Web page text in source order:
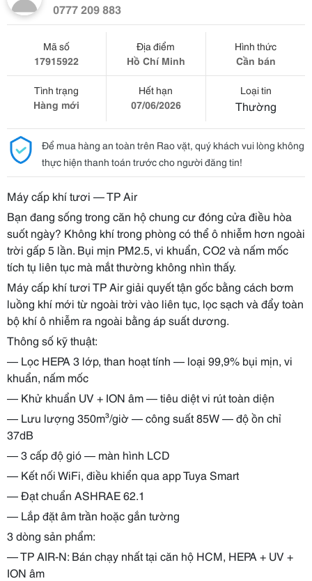
0777 209 883
Mã số
17915922
Địa điểm
Hồ Chí Minh
Hình thức
Cần bán
Tình trạng
Hàng mới
Hết hạn
07/06/2026
Loại tin
Thường
Để mua hàng an toàn trên Rao vặt, quý khách vui lòng không
thực hiện thanh toán trước cho người đăng tin!
Máy cấp khí tươi — TP Air
Bạn đang sống trong căn hộ chung cư đóng cửa điều hòa
suốt ngày? Không khí trong phòng có thể ô nhiễm hơn ngoài
trời gấp 5 lần. Bụi mịn PM2.5, vi khuẩn, CO2 và nấm mốc
tích tụ liên tục mà mắt thường không nhìn thấy.
Máy cấp khí tươi TP Air giải quyết tận gốc bằng cách bơm
luồng khí mới từ ngoài trời vào liên tục, lọc sạch và đẩy toàn
bộ khí ô nhiễm ra ngoài bằng áp suất dương.
Thông số kỹ thuật:
— Lọc HEPA 3 lớp, than hoạt tính — loại 99,9% bụi mịn, vi
khuẩn, nấm mốc
— Khử khuẩn UV + ION âm — tiêu diệt vi rút toàn diện
— Lưu lượng 350m³/giờ — công suất 85W — độ ồn chỉ
37dB
— 3 cấp độ gió — màn hình LCD
— Kết nối WiFi, điều khiển qua app Tuya Smart
— Đạt chuẩn ASHRAE 62.1
— Lắp đặt âm trần hoặc gắn tường
3 dòng sản phẩm:
— TP AIR-N: Bán chạy nhất tại căn hộ HCM, HEPA + UV +
ION âm